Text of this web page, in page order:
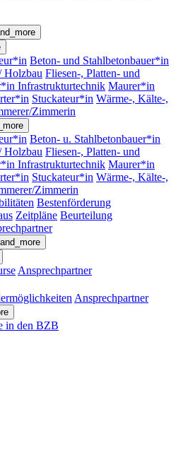
Beton- und Stahlbetonbauer*in
Holzbau Fliesen-, Platten- und
Infrastrukturtechnik Maurer*in
Stuckateur*in Wärme-, Kälte-,
Zimmerin
Beton- u. Stahlbetonbauer*in
Holzbau Fliesen-, Platten- und
Infrastrukturtechnik Maurer*in
Stuckateur*in Wärme-, Kälte-,
Zimmerin
Bestenförderung
Zeitpläne Beurteilung
Ansprechpartner
Ansprechpartner
in den BZB